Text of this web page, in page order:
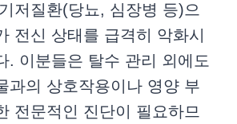
저질환(당뇨, 심장병 등)으
전신 상태를 급격히 악화시
. 이분들은 탈수 관리 외에도
과의 상호작용이나 영양 부
전문적인 진단이 필요하므